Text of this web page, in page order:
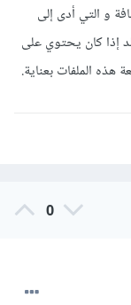
و التي أدى إلى
إذا كان يحتوي على
الملفات بعناية.
0